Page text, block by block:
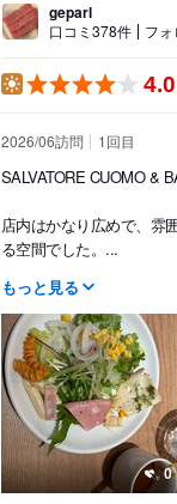
geparl
口コミ378件 フ
4.0
2026/06訪問 1回目
SALVATORE CUOMO &
店内はかなり広めで、雰
る空間でした。...
もっと見る
0